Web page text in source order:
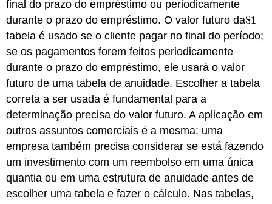
final do prazo do empréstimo ou periodicamente
durante o prazo do empréstimo. O valor futuro da$1
$1
tabela é usado se o cliente pagar no final do período;
se os pagamentos forem feitos periodicamente
durante o prazo do empréstimo, ele usará o valor
futuro de uma tabela de anuidade. Escolher a tabela
correta a ser usada é fundamental para a
determinação precisa do valor futuro. A aplicação em
outros assuntos comerciais é a mesma: uma
empresa também precisa considerar se está fazendo
um investimento com um reembolso em uma única
quantia ou em uma estrutura de anuidade antes de
escolher uma tabela e fazer o cálculo. Nas tabelas,